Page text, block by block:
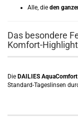
Alle, die den
Das besondere
Komfort-Highlight
Die DAILIES
Standard-Tageslinsen